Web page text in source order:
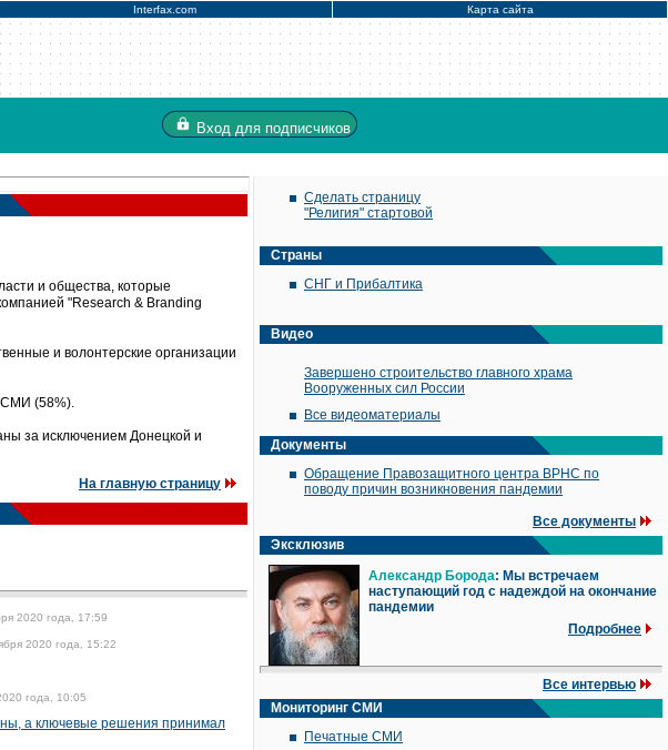
Interfax.com Карта сайта
Вход для подписчиков
и общества, которые
"Research & Branding
и волонтерские организации
СМИ (58%).
за исключением Донецкой и
На главную страницу
2020 года, 17:59
2020 года, 15:22
года, 10:05
а ключевые решения принимал
Сделать страницу
"Религия" стартовой
Страны
СНГ и Прибалтика
Видео
Завершено строительство главного храма
Вооруженных сил России
Все видеоматериалы
Документы
Обращение Правозащитного центра ВРНС по
поводу причин возникновения пандемии
Все документы
Эксклюзив
Александр Борода: Мы встречаем
наступающий год с надеждой на окончание
пандемии
Подробнее
Все интервью
Мониторинг СМИ
Печатные СМИ